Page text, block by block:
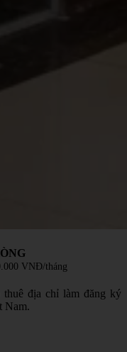
VNĐ/tháng
địa chỉ làm đăng ký
Nam.